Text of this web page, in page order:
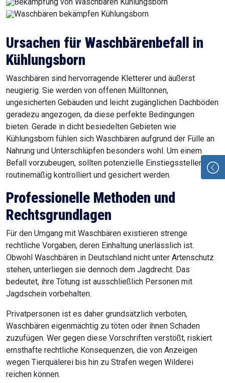
Ursachen für Waschbärenbefall in
Kühlungsborn
Waschbären sind hervorragende Kletterer und äußerst
neugierig. Sie werden von offenen Mülltonnen,
ungesicherten Gebäuden und leicht zugänglichen Dachböden
geradezu angezogen, da diese perfekte Bedingungen
bieten. Gerade in dicht besiedelten Gebieten wie
Kühlungsborn fühlen sich Waschbären aufgrund der Fülle an
Nahrung und Unterschlüpfen besonders wohl. Um einem
Befall vorzubeugen, sollten potenzielle Einstiegsstellen
routinemäßig kontrolliert und gesichert werden.
Professionelle Methoden und
Rechtsgrundlagen
Für den Umgang mit Waschbären existieren strenge
rechtliche Vorgaben, deren Einhaltung unerlässlich ist.
Obwohl Waschbären in Deutschland nicht unter Artenschutz
stehen, unterliegen sie dennoch dem Jagdrecht. Das
bedeutet, ihre Tötung ist ausschließlich Personen mit
Jagdschein vorbehalten.
Privatpersonen ist es daher grundsätzlich verboten,
Waschbären eigenmächtig zu töten oder ihnen Schaden
zuzufügen. Wer gegen diese Vorschriften verstößt, riskiert
ernsthafte rechtliche Konsequenzen, die von Anzeigen
wegen Tierquälerei bis hin zu Strafen wegen Wilderei
reichen können.